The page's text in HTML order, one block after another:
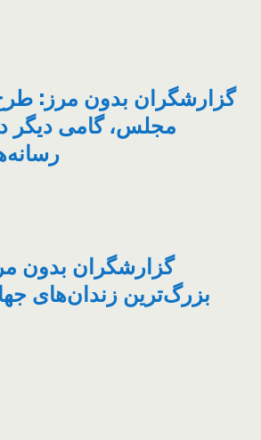
گزارشگران بدون مرز:
مجلس، گامی دیگر
گزارشگران بدون
بزرگ‌ترین زندان‌های